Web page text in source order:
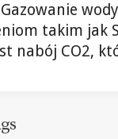
Gazowanie
takim jak
nabój CO2,